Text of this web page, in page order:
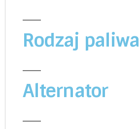
Rodzaj paliwa
Alternator